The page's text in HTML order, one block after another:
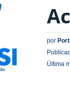
por
Última